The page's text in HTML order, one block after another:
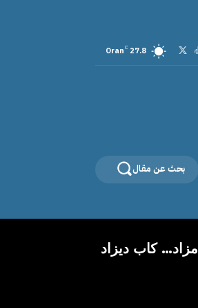
27.8
C
Oran
بحث عن مقال
مزاد… كاب ديزاد